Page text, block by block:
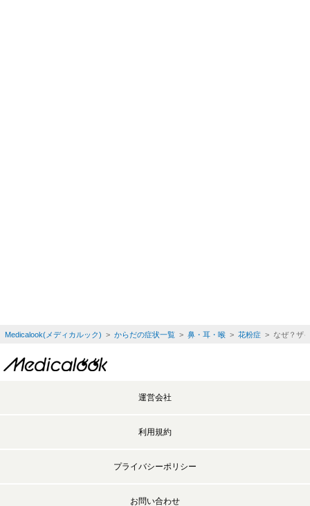
Medicalook(メディカルック) > からだの症状一覧> 鼻・耳・喉> 花粉症> なぜ？ザイ
運営会社
利用規約
プライバシーポリシー
お問い合わせ